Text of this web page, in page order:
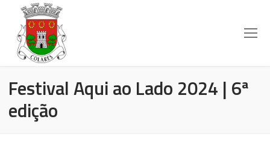
Festival Aqui ao Lado 2024 | 6ª
edição